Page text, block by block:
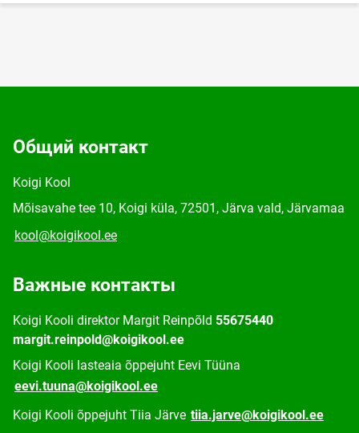
Общий контакт
Koigi Kool
Mõisavahe tee 10, Koigi küla, 72501, Järva vald, Järvamaa
kool@koigikool.ee
Важные контакты
Koigi Kooli direktor Margit Reinpõld 55675440
margit.reinpold@koigikool.ee
Koigi Kooli lasteaia õppejuht Eevi Tüüna
eevi.tuuna@koigikool.ee
Koigi Kooli õppejuht Tiia Järve tiia.jarve@koigikool.ee